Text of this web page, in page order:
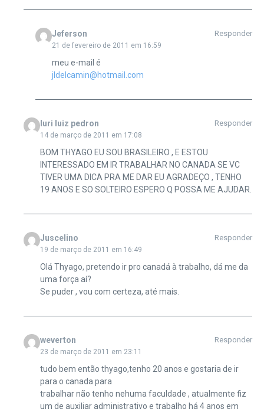
Jeferson
21 de fevereiro de 2011 em 16:59
Responder
meu e-mail é
jldelcamin@hotmail.com
Iuri luiz pedron
14 de março de 2011 em 17:08
Responder
BOM THYAGO EU SOU BRASILEIRO , E ESTOU
INTERESSADO EM IR TRABALHAR NO CANADA SE VC
TIVER UMA DICA PRA ME DAR EU AGRADEÇO , TENHO
19 ANOS E SO SOLTEIRO ESPERO Q POSSA ME AJUDAR.
Juscelino
19 de março de 2011 em 16:49
Responder
Olá Thyago, pretendo ir pro canadá à trabalho, dá me da
uma força aí?
Se puder , vou com certeza, até mais.
weverton
23 de março de 2011 em 23:11
Responder
tudo bem então thyago,tenho 20 anos e gostaria de ir
para o canada para
trabalhar não tenho nehuma faculdade , atualmente fiz
um de auxiliar administrativo e trabalho há 4 anos em